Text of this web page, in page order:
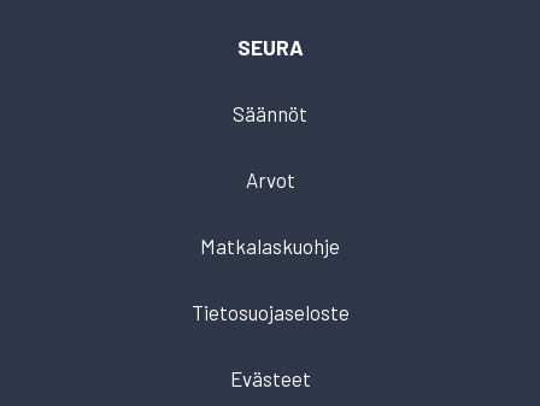
SEURA
Säännöt
Arvot
Matkalaskuohje
Tietosuojaseloste
Evästeet